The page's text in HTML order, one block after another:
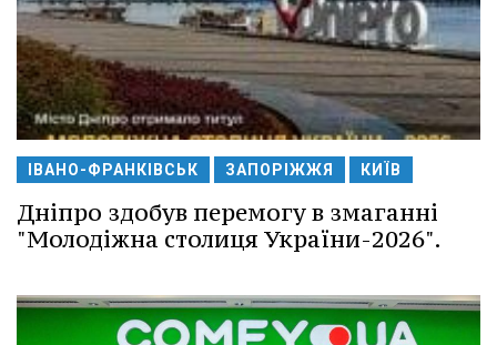
ІВАНО-ФРАНКІВСЬК ЗАПОРІЖЖЯ КИЇВ
Дніпро здобув перемогу в змаганні
"Молодіжна столиця України-2026".